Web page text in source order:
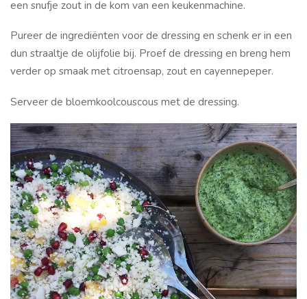
een snufje zout in de kom van een keukenmachine.
Pureer de ingrediënten voor de dressing en schenk er in een
dun straaltje de olijfolie bij. Proef de dressing en breng hem
verder op smaak met citroensap, zout en cayennepeper.
Serveer de bloemkoolcouscous met de dressing.